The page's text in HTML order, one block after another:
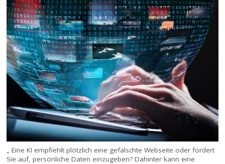
„ Eine KI empfiehlt plötzlich eine gefälschte Webseite oder fordert
Sie auf, persönliche Daten einzugeben? Dahinter kann eine